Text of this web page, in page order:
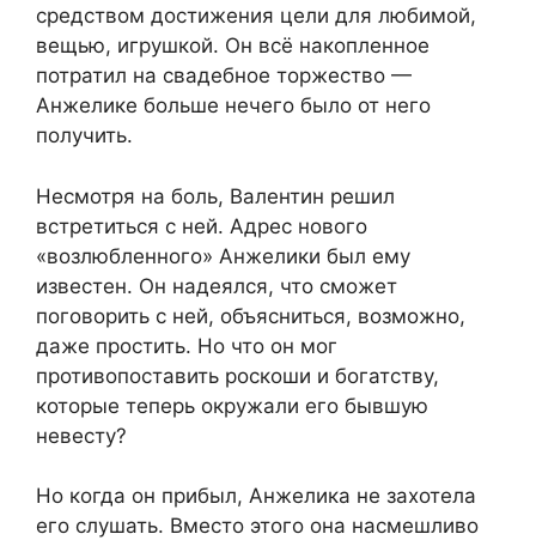
средством достижения цели для любимой,
вещью, игрушкой. Он всё накопленное
потратил на свадебное торжество —
Анжелике больше нечего было от него
получить.
Несмотря на боль, Валентин решил
встретиться с ней. Адрес нового
«возлюбленного» Анжелики был ему
известен. Он надеялся, что сможет
поговорить с ней, объясниться, возможно,
даже простить. Но что он мог
противопоставить роскоши и богатству,
которые теперь окружали его бывшую
невесту?
Но когда он прибыл, Анжелика не захотела
его слушать. Вместо этого она насмешливо